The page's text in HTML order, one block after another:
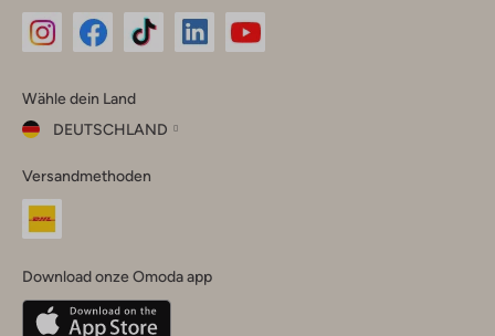
Instagram
Facebook
TikTok
Wähle dein Land
DEUTSCHLAND
dein
Land
Belgique(Français)
Deutschland
Versandmethoden
Download onze Omoda app